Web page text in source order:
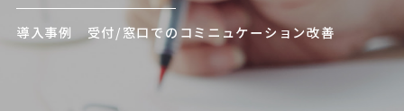
導入事例 受付/窓口でのコミニュケーション改善